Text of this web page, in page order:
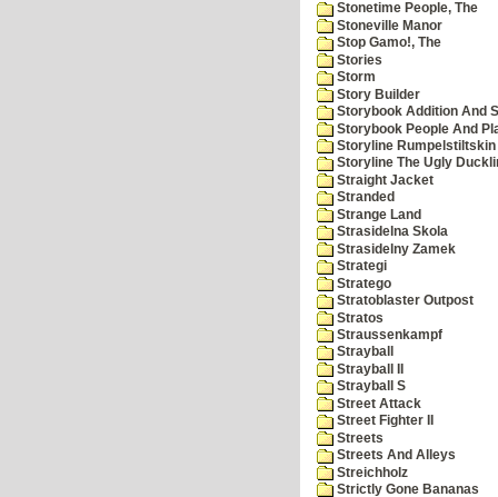
Stonetime People, The
Stoneville Manor
Stop Gamo!, The
Stories
Storm
Story Builder
Storybook Addition And
Storybook People And
Storyline Rumpelstiltskin
Storyline The Ugly
Straight Jacket
Stranded
Strange Land
Strasidelna Skola
Strasidelny Zamek
Strategi
Stratego
Stratoblaster Outpost
Stratos
Straussenkampf
Strayball
Strayball II
Strayball S
Street Attack
Street Fighter II
Streets
Streets And Alleys
Streichholz
Strictly Gone Bananas